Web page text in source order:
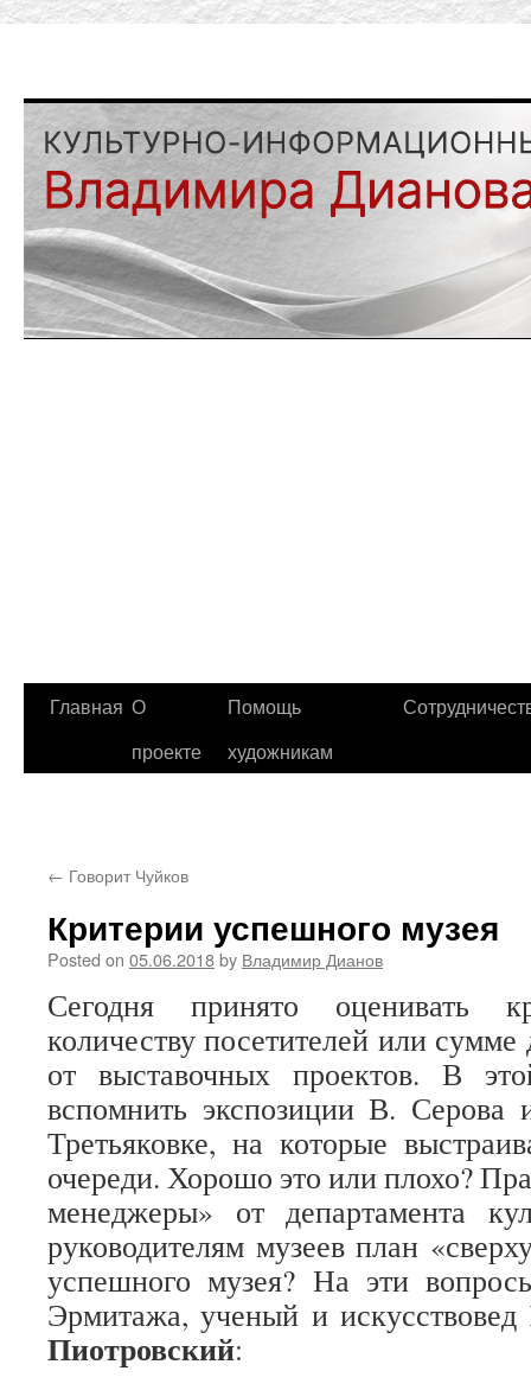
Главная О
проекте
Помощь
художникам
← Говорит Чуйков
Критерии успешного музея
Posted on 05.06.2018by Владимир Дианов
Сегодня принято оценивать
количеству посетителей или
от выставочных проектов. В
вспомнить экспозиции В. Серова
Третьяковке, на которые
очереди. Хорошо это или плохо?
менеджеры» от департамента
руководителям музеев план
успешного музея? На эти
Эрмитажа, ученый и искусствовед
Пиотровский: